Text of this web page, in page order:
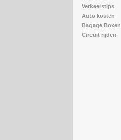
Verkeerstips
Auto kosten
Bagage Boxen
Circuit rijden